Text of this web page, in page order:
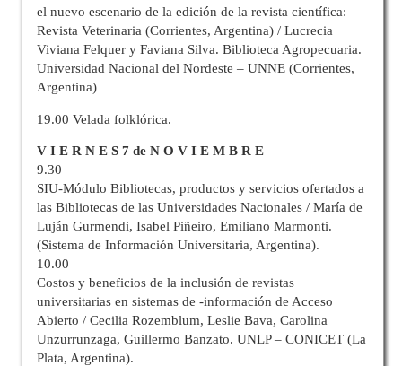
el nuevo escenario de la edición de la revista científica:
Revista Veterinaria (Corrientes, Argentina) / Lucrecia
Viviana Felquer y Faviana Silva. Biblioteca Agropecuaria.
Universidad Nacional del Nordeste – UNNE (Corrientes,
Argentina)
19.00 Velada folklórica.
V I E R N E S 7 de N O V I E M B R E
9.30
SIU-Módulo Bibliotecas, productos y servicios ofertados a
las Bibliotecas de las Universidades Nacionales / María de
Luján Gurmendi, Isabel Piñeiro, Emiliano Marmonti.
(Sistema de Información Universitaria, Argentina).
10.00
Costos y beneficios de la inclusión de revistas
universitarias en sistemas de -información de Acceso
Abierto / Cecilia Rozemblum, Leslie Bava, Carolina
Unzurrunzaga, Guillermo Banzato. UNLP – CONICET (La
Plata, Argentina).